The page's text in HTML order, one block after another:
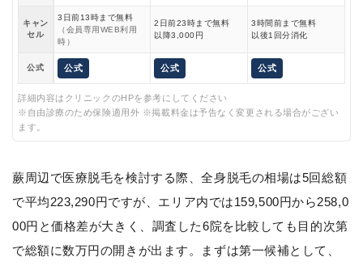
キャン
セル
3日前13時まで無料
（会員専用WEB利用
時）
2日前23時まで無料
以降3,000円
3時間前まで無料
以後1回分消化
公式 公式 公式 公式
詳細内容はクリニックのHPを参考にしてください
※自由診療のため保険適用外 ※掲載料金は予告なく変更される場合がござい
ます。
蕨周辺で医療脱毛を検討する際、全身脱毛の相場は5回総額
で平均223,290円ですが、エリア内では159,500円から258,0
00円と価格差が大きく、調査した6院を比較しても目的次第
で総額に数万円の開きが出ます。まずは第一候補として、